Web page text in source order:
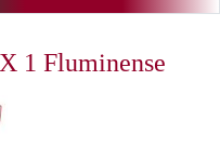
1 Fluminense